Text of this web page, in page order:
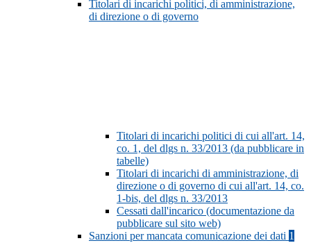
Titolari di incarichi politici, di amministrazione,
di direzione o di governo
Titolari di incarichi politici di cui all'art. 14,
co. 1, del dlgs n. 33/2013 (da pubblicare in
tabelle)
Titolari di incarichi di amministrazione, di
direzione o di governo di cui all'art. 14, co.
1-bis, del dlgs n. 33/2013
Cessati dall'incarico (documentazione da
pubblicare sul sito web)
Sanzioni per mancata comunicazione dei dati 1